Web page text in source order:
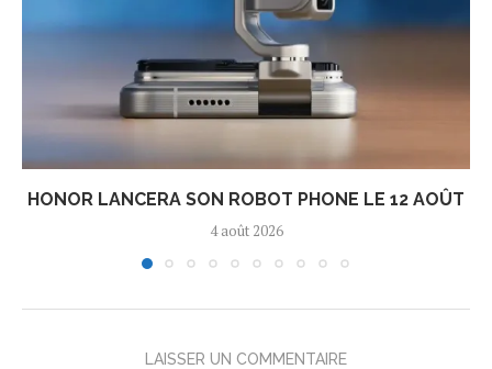
HONOR LANCERA SON ROBOT PHONE LE 12 AOÛT
4 août 2026
LAISSER UN COMMENTAIRE